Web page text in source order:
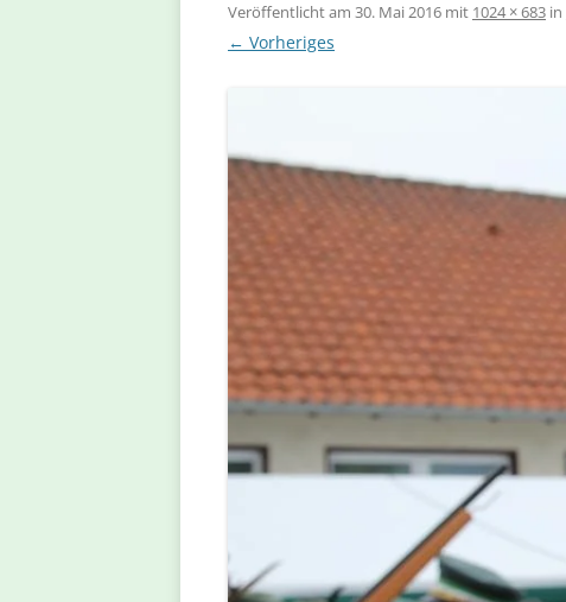
Veröffentlicht am 30. Mai 2016 mit 1024 × 683 in
← Vorheriges